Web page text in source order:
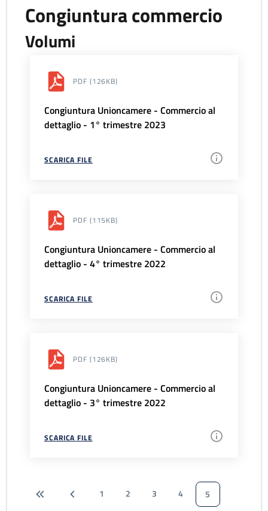
Congiuntura commercio
Volumi
PDF (126KB)
Congiuntura Unioncamere - Commercio al
dettaglio - 1° trimestre 2023
SCARICA FILE
PDF (115KB)
Congiuntura Unioncamere - Commercio al
dettaglio - 4° trimestre 2022
SCARICA FILE
PDF (126KB)
Congiuntura Unioncamere - Commercio al
dettaglio - 3° trimestre 2022
SCARICA FILE
1 2 3 4
5